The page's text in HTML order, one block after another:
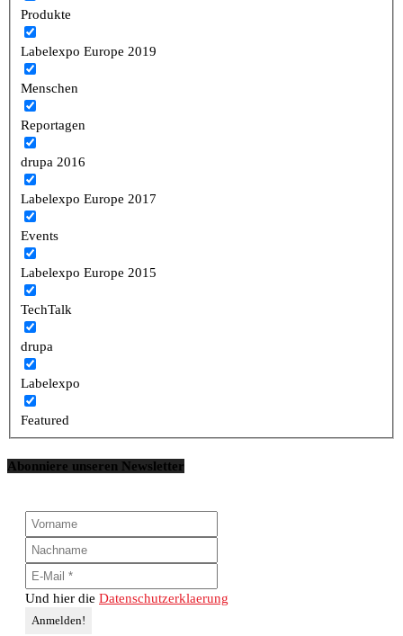
Produkte
Labelexpo Europe 2019
Menschen
Reportagen
drupa 2016
Labelexpo Europe 2017
Events
Labelexpo Europe 2015
TechTalk
drupa
Labelexpo
Featured
Abonniere unseren Newsletter
Und hier die Datenschutzerklaerung